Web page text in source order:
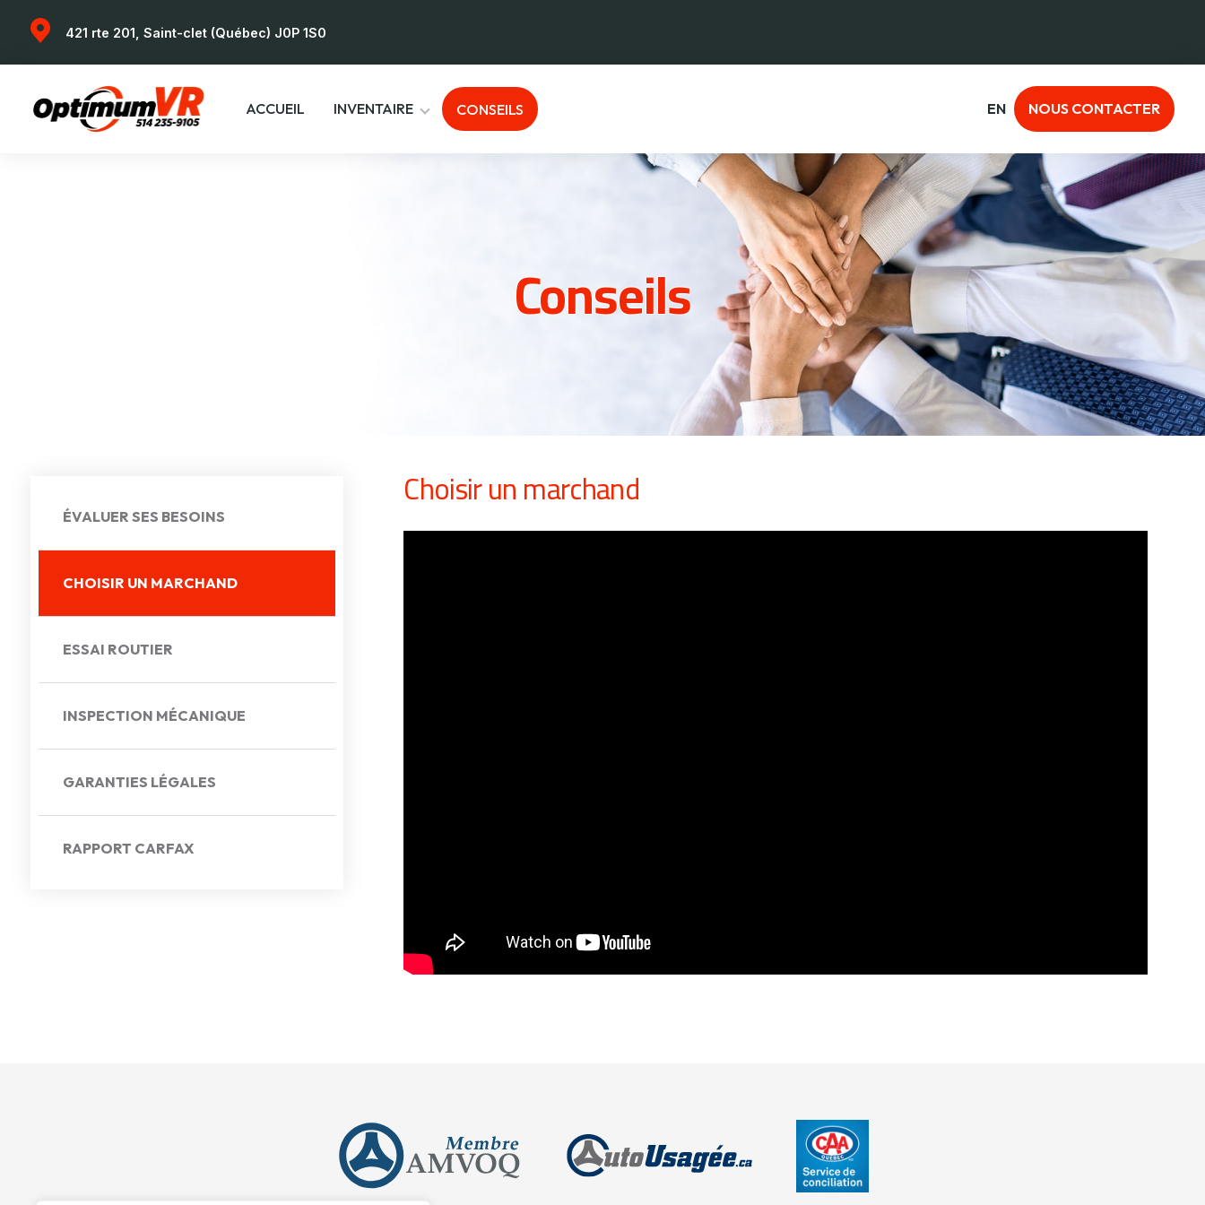
421 rte 201, Saint-clet (Québec) J0P 1S0
ACCUEIL INVENTAIRE CONSEILS EN NOUS CONTACTER
Conseils
ÉVALUER SES BESOINS
CHOISIR UN MARCHAND
ESSAI ROUTIER
INSPECTION MÉCANIQUE
GARANTIES LÉGALES
RAPPORT CARFAX
Choisir un marchand